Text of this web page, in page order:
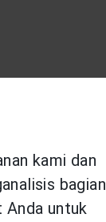
kami dan
bagian
Anda untuk